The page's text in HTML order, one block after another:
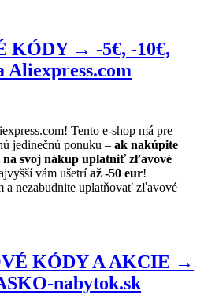
KÓDY → -5€, -10€,
Aliexpress.com
Tento e-shop má pre
jedinečnú ponuku – ak nakúpite
na svoj nákup uplatniť zľavové
vám ušetríaž -50 eur!
a nezabudnite uplatňovať zľavové
KÓDY A AKCIE →
nabytok.sk